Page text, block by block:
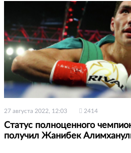
27 августа 2022, 12:03 2414
Статус полноценного
получил Жанибек